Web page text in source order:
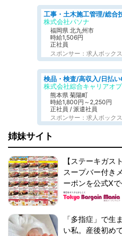
株式会社パソナ
福岡県 北九州市
時給1,506円
正社員
スポンサー：求人ボックス
株式会社綜合キャリアオ
熊本県 菊陽町
時給1,800円～2,250円
正社員 / 派遣社員
スポンサー：求人ボックス
姉妹サイト
【ステーキガス
スープバー付き
ーポンを公式X
「多指症」で生
い私。産後初め